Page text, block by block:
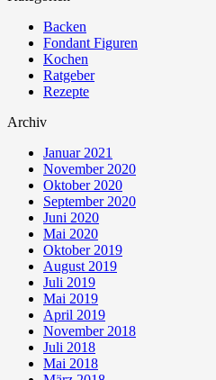
Backen
Fondant Figuren
Kochen
Ratgeber
Rezepte
Archiv
Januar 2021
November 2020
Oktober 2020
September 2020
Juni 2020
Mai 2020
Oktober 2019
August 2019
Juli 2019
Mai 2019
April 2019
November 2018
Juli 2018
Mai 2018